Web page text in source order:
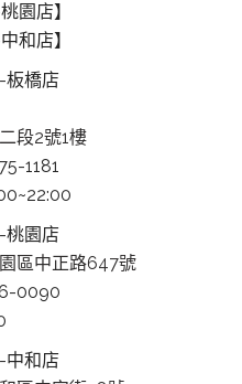
園店】
和店】
板橋店
段2號1樓
1181
桃園店
區中正路647號
0090
中和店